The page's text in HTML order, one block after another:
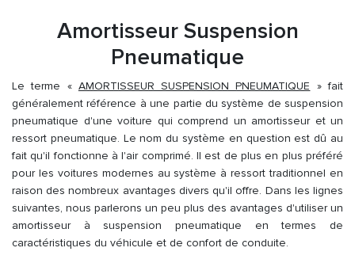
Amortisseur Suspension
Pneumatique
Le terme « AMORTISSEUR SUSPENSION PNEUMATIQUE » fait
généralement référence à une partie du système de suspension
pneumatique d'une voiture qui comprend un amortisseur et un
ressort pneumatique. Le nom du système en question est dû au
fait qu'il fonctionne à l'air comprimé. Il est de plus en plus préféré
pour les voitures modernes au système à ressort traditionnel en
raison des nombreux avantages divers qu'il offre. Dans les lignes
suivantes, nous parlerons un peu plus des avantages d'utiliser un
amortisseur à suspension pneumatique en termes de
caractéristiques du véhicule et de confort de conduite.